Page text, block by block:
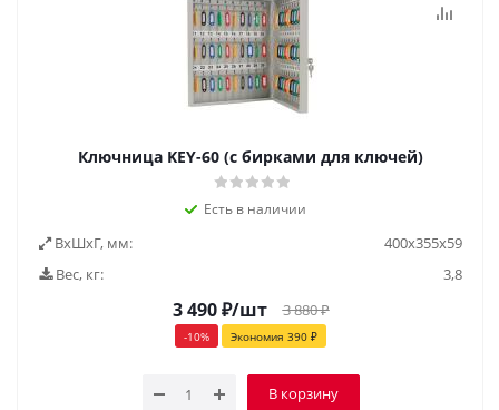
Ключница KEY-60 (с бирками для ключей)
Есть в наличии
ВxШxГ, мм:
400x355x59
Вес, кг:
3,8
3 490₽/шт 3 880₽
-10% Экономия 390 ₽
В корзину